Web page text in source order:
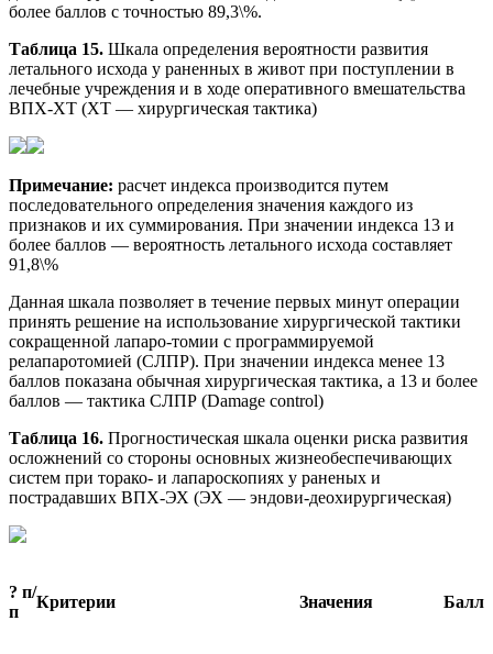
более баллов с точностью 89,3\%.
Таблица 15. Шкала определения вероятности развития
летального исхода у раненных в живот при поступлении в
лечебные учреждения и в ходе оперативного вмешательства
ВПХ-ХТ (ХТ — хирургическая тактика)
Примечание: расчет индекса производится путем
последовательного определения значения каждого из
признаков и их суммирования. При значении индекса 13 и
более баллов — вероятность летального исхода составляет
91,8\%
Данная шкала позволяет в течение первых минут операции
принять решение на использование хирургической тактики
сокращенной лапаро-томии с программируемой
релапаротомией (СЛПР). При значении индекса менее 13
баллов показана обычная хирургическая тактика, а 13 и более
баллов — тактика СЛПР (Damage control)
Таблица 16. Прогностическая шкала оценки риска развития
осложнений со стороны основных жизнеобеспечивающих
систем при торако- и лапароскопиях у раненых и
пострадавших ВПХ-ЭХ (ЭХ — эндови-деохирургическая)
? п/
п
Критерии Значения Балл